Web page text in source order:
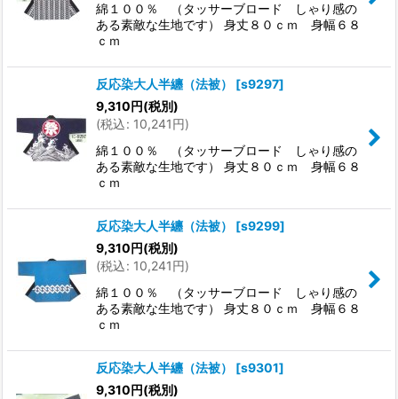
綿１００％ （タッサーブロード しゃり感の
ある素敵な生地です） 身丈８０ｃｍ 身幅６８
ｃｍ
反応染大人半纏（法被） [s9297]
9,310円(税別)
(税込: 10,241円)
綿１００％ （タッサーブロード しゃり感の
ある素敵な生地です） 身丈８０ｃｍ 身幅６８
ｃｍ
反応染大人半纏（法被） [s9299]
9,310円(税別)
(税込: 10,241円)
綿１００％ （タッサーブロード しゃり感の
ある素敵な生地です） 身丈８０ｃｍ 身幅６８
ｃｍ
反応染大人半纏（法被） [s9301]
9,310円(税別)